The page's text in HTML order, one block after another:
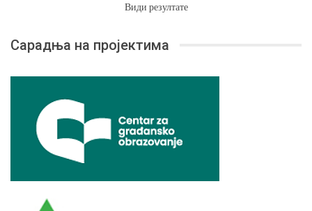
Види резултате
Сарадња на пројектима